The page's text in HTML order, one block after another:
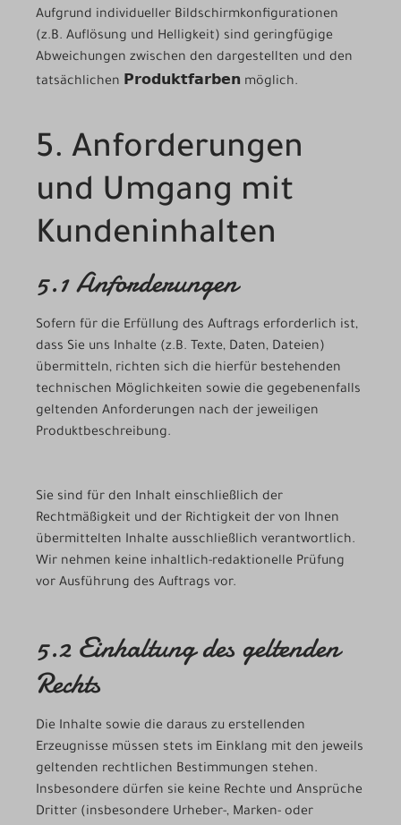
Aufgrund individueller Bildschirmkonfigurationen
(z.B. Auflösung und Helligkeit) sind geringfügige
Abweichungen zwischen den dargestellten und den
tatsächlichen Produktfarben möglich.
5. Anforderungen
und Umgang mit
Kundeninhalten
5.1 Anforderungen
Sofern für die Erfüllung des Auftrags erforderlich ist,
dass Sie uns Inhalte (z.B. Texte, Daten, Dateien)
übermitteln, richten sich die hierfür bestehenden
technischen Möglichkeiten sowie die gegebenenfalls
geltenden Anforderungen nach der jeweiligen
Produktbeschreibung.
Sie sind für den Inhalt einschließlich der
Rechtmäßigkeit und der Richtigkeit der von Ihnen
übermittelten Inhalte ausschließlich verantwortlich.
Wir nehmen keine inhaltlich-redaktionelle Prüfung
vor Ausführung des Auftrags vor.
5.2 Einhaltung des geltenden
Rechts
Die Inhalte sowie die daraus zu erstellenden
Erzeugnisse müssen stets im Einklang mit den jeweils
geltenden rechtlichen Bestimmungen stehen.
Insbesondere dürfen sie keine Rechte und Ansprüche
Dritter (insbesondere Urheber-, Marken- oder